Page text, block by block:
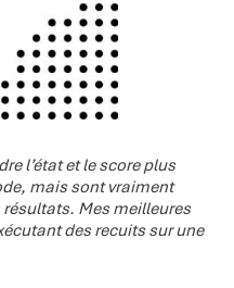
l’état et le score plus
mais sont vraiment
Mes meilleures
des recuits sur une